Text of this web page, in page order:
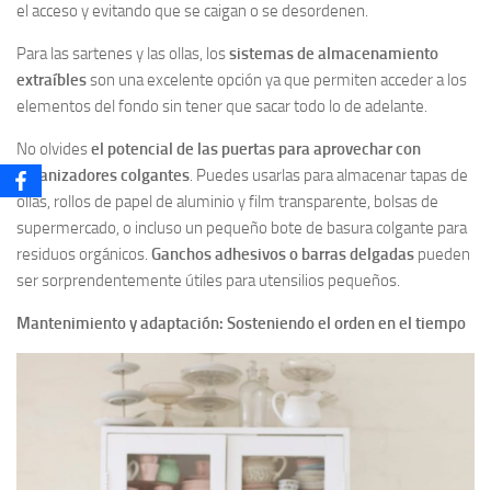
el acceso y evitando que se caigan o se desordenen.
Para las sartenes y las ollas, lossistemas de almacenamiento
extraíblesson una excelente opción ya que permiten acceder a los
elementos del fondo sin tener que sacar todo lo de adelante.
No olvidesel potencial de las puertas para aprovechar con
organizadores colgantes. Puedes usarlas para almacenar tapas de
ollas, rollos de papel de aluminio y film transparente, bolsas de
supermercado, o incluso un pequeño bote de basura colgante para
residuos orgánicos. Ganchos adhesivos o barras delgadas pueden
ser sorprendentemente útiles para utensilios pequeños.
Mantenimiento y adaptación: Sosteniendo el orden en el tiempo